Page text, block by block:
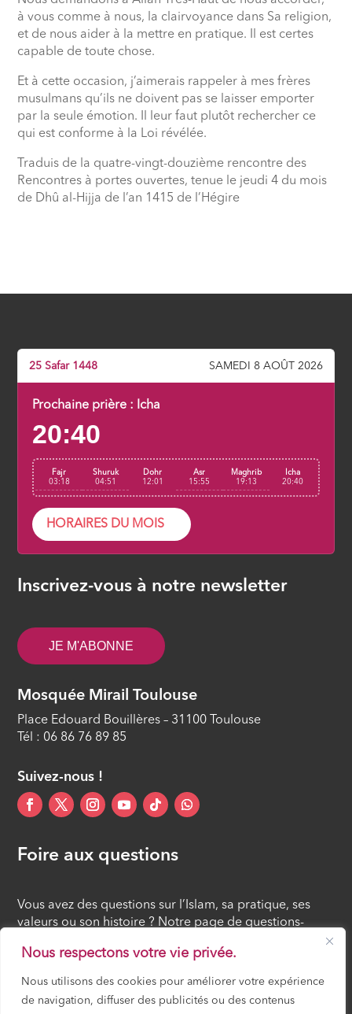
Nous respectons votre vie privée.
Nous utilisons des cookies pour améliorer votre expérience
de navigation, diffuser des publicités ou des contenus
à vous comme à nous, la clairvoyance dans Sa religion,
et de nous aider à la mettre en pratique. Il est certes
capable de toute chose.
Et à cette occasion, j’aimerais rappeler à mes frères
musulmans qu’ils ne doivent pas se laisser emporter
par la seule émotion. Il leur faut plutôt rechercher ce
qui est conforme à la Loi révélée.
Traduis de la quatre-vingt-douzième rencontre des
Rencontres à portes ouvertes, tenue le jeudi 4 du mois
de Dhû al-Hijja de l’an 1415 de l’Hégire
25 Safar 1448 SAMEDI 8 AOÛT 2026
Prochaine prière : Icha
20:40
Fajr
03:18
Shuruk
04:51
Dohr
12:01
Asr
15:55
Maghrib
19:13
Icha
20:40
HORAIRES DU MOIS
Inscrivez-vous à notre newsletter
JE M'ABONNE
Mosquée Mirail Toulouse
Place Edouard Bouillères – 31100 Toulouse
Tél : 06 86 76 89 85
Suivez-nous !
Foire aux questions
Vous avez des questions sur l’Islam, sa pratique, ses
valeurs ou son histoire ? Notre page de questions-
réponses rassemble des réponses claires et accessibles
à tous, croyants ou simples curieux.
FOIRE AUX QUESTIONS